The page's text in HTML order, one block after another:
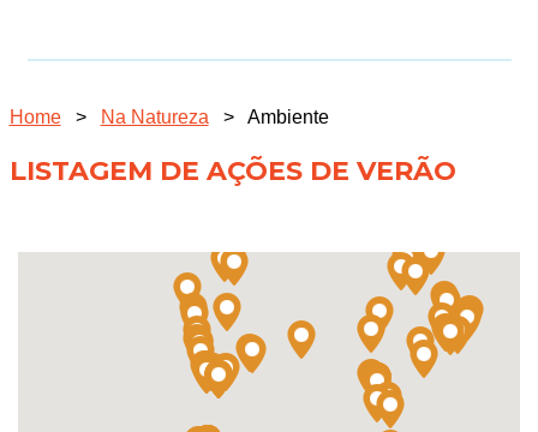
Home > Na Natureza > Ambiente
LISTAGEM DE AÇÕES DE VERÃO